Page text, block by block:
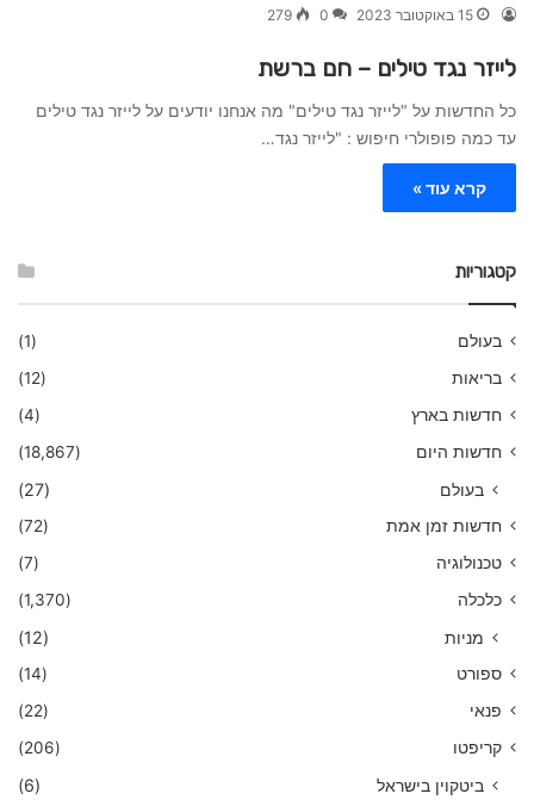
15 באוקטובר 2023 0
279
לייזר נגד טילים – חם ברשת
כל החדשות על "לייזר נגד טילים" מה אנחנו יודעים על לייזר נגד טילים
עד כמה פופולרי חיפוש : "לייזר נגד…
קרא עוד »
קטגוריות
בעולם
(1)
בריאות
(12)
חדשות בארץ
(4)
חדשות היום
(18,867)
בעולם (27)
חדשות זמן אמת
(72)
טכנולוגיה
(7)
כלכלה
(1,370)
מניות (12)
ספורט
(14)
פנאי
(22)
קריפטו
(206)
ביטקוין בישראל (6)